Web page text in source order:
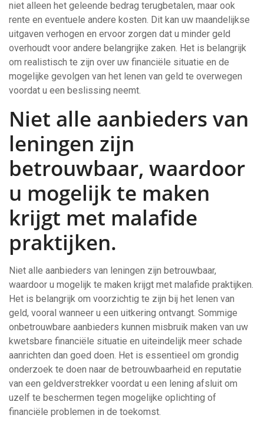
niet alleen het geleende bedrag terugbetalen, maar ook
rente en eventuele andere kosten. Dit kan uw maandelijkse
uitgaven verhogen en ervoor zorgen dat u minder geld
overhoudt voor andere belangrijke zaken. Het is belangrijk
om realistisch te zijn over uw financiële situatie en de
mogelijke gevolgen van het lenen van geld te overwegen
voordat u een beslissing neemt.
Niet alle aanbieders van
leningen zijn
betrouwbaar, waardoor
u mogelijk te maken
krijgt met malafide
praktijken.
Niet alle aanbieders van leningen zijn betrouwbaar,
waardoor u mogelijk te maken krijgt met malafide praktijken.
Het is belangrijk om voorzichtig te zijn bij het lenen van
geld, vooral wanneer u een uitkering ontvangt. Sommige
onbetrouwbare aanbieders kunnen misbruik maken van uw
kwetsbare financiële situatie en uiteindelijk meer schade
aanrichten dan goed doen. Het is essentieel om grondig
onderzoek te doen naar de betrouwbaarheid en reputatie
van een geldverstrekker voordat u een lening afsluit om
uzelf te beschermen tegen mogelijke oplichting of
financiële problemen in de toekomst.